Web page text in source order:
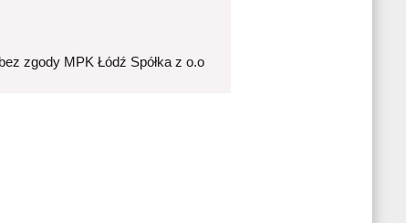
zgody MPK Łódź Spółka z o.o